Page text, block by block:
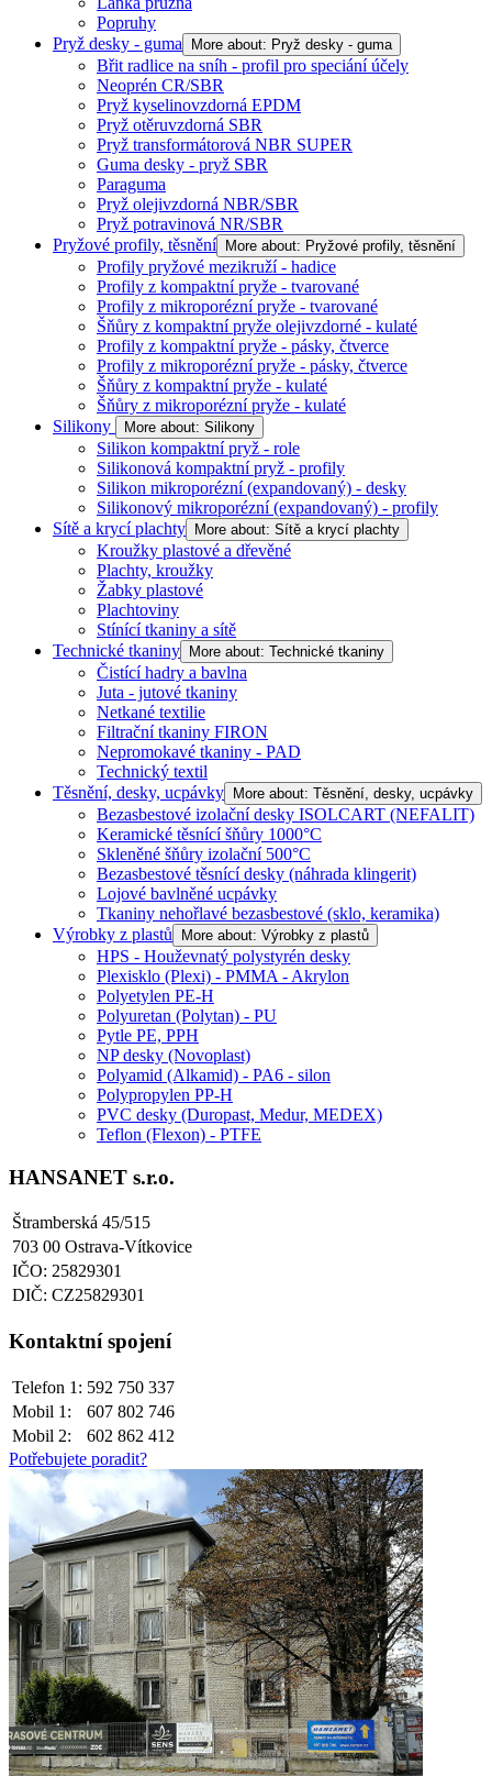
Popruhy
Pryž desky - guma
More about: Pryž desky - guma
Břit radlice na sníh - profil pro speciání účely
Neoprén CR/SBR
Pryž kyselinovzdorná EPDM
Pryž otěruvzdorná SBR
Pryž transformátorová NBR SUPER
Guma desky - pryž SBR
Paraguma
Pryž olejivzdorná NBR/SBR
Pryž potravinová NR/SBR
Pryžové profily, těsnění
More about: Pryžové profily, těsnění
Profily pryžové mezikruží - hadice
Profily z kompaktní pryže - tvarované
Profily z mikroporézní pryže - tvarované
Šňůry z kompaktní pryže olejivzdorné - kulaté
Profily z kompaktní pryže - pásky, čtverce
Profily z mikroporézní pryže - pásky, čtverce
Šňůry z kompaktní pryže - kulaté
Šňůry z mikroporézní pryže - kulaté
Silikony
More about: Silikony
Silikon kompaktní pryž - role
Silikonová kompaktní pryž - profily
Silikon mikroporézní (expandovaný) - desky
Silikonový mikroporézní (expandovaný) - profily
Sítě a krycí plachty
More about: Sítě a krycí plachty
Kroužky plastové a dřevěné
Plachty, kroužky
Žabky plastové
Plachtoviny
Stínící tkaniny a sítě
Technické tkaniny
More about: Technické tkaniny
Čistící hadry a bavlna
Juta - jutové tkaniny
Netkané textilie
Filtrační tkaniny FIRON
Nepromokavé tkaniny - PAD
Technický textil
Těsnění, desky, ucpávky
More about: Těsnění, desky, ucpávky
Bezasbestové izolační desky ISOLCART (NEFALIT)
Keramické těsnící šňůry 1000°C
Skleněné šňůry izolační 500°C
Bezasbestové těsnící desky (náhrada klingerit)
Lojové bavlněné ucpávky
Tkaniny nehořlavé bezasbestové (sklo, keramika)
Výrobky z plastů
More about: Výrobky z plastů
HPS - Houževnatý polystyrén desky
Plexisklo (Plexi) - PMMA - Akrylon
Polyetylen PE-H
Polyuretan (Polytan) - PU
Pytle PE, PPH
NP desky (Novoplast)
Polyamid (Alkamid) - PA6 - silon
Polypropylen PP-H
PVC desky (Duropast, Medur, MEDEX)
Teflon (Flexon) - PTFE
HANSANET s.r.o.
Štramberská 45/515
703 00 Ostrava-Vítkovice
IČO: 25829301
DIČ: CZ25829301
Kontaktní spojení
Telefon 1: 592 750 337
Mobil 1:
607 802 746
Mobil 2:
602 862 412
Potřebujete poradit?